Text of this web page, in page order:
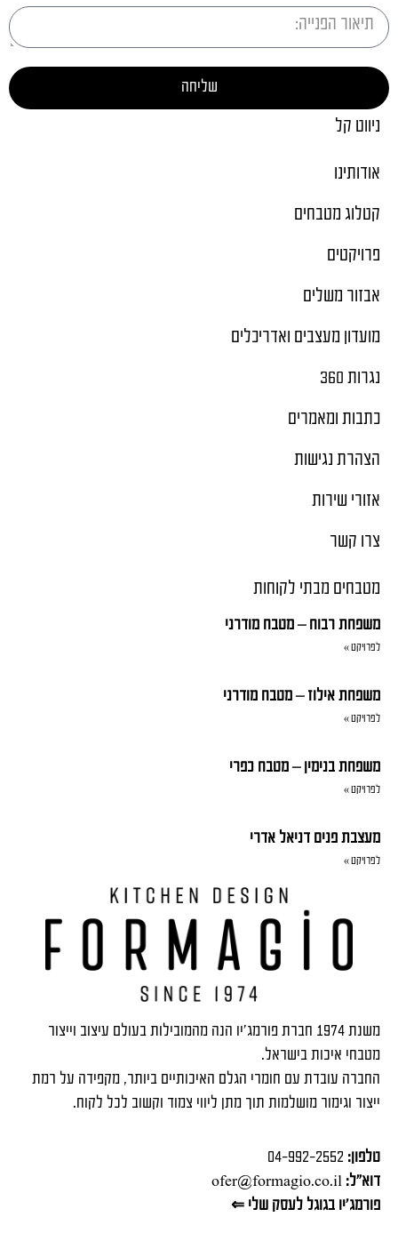
שליחה
ניווט קל
אודותינו
קטלוג מטבחים
פרויקטים
אבזור משלים
מועדון מעצבים ואדריכלים
נגרות 360
כתבות ומאמרים
הצהרת נגישות
אזורי שירות
צרו קשר
מטבחים מבתי לקוחות
משפחת רבוח – מטבח מודרני
לפרויקט »
משפחת אילוז – מטבח מודרני
לפרויקט »
משפחת בנימין – מטבח כפרי
לפרויקט »
מעצבת פנים דניאל אדרי
לפרויקט »
משנת 1974 חברת פורמג'יו הנה מהמובילות בעולם עיצוב וייצור
מטבחי איכות בישראל.
החברה עובדת עם חומרי הגלם האיכותיים ביותר, מקפידה על רמת
ייצור וגימור מושלמות תוך מתן ליווי צמוד וקשוב לכל לקוח.
טלפון: 04-992-2552
דוא"ל:
פורמג'יו בגוגל לעסק שלי ⇐